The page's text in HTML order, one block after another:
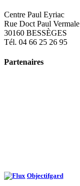
Centre Paul Eyriac
Rue Doct Paul Vermale
30160 BESSÈGES
Tél. 04 66 25 26 95
Partenaires
Objectifgard